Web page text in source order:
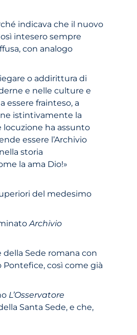
indicava che il nuovo
intesero sempre
con analogo
o addirittura di
e nelle culture e
essere frainteso, a
istintivamente la
locuzione ha assunto
essere l’Archivio
storia
la ama Dio!»
del medesimo
Archivio
Sede romana con
così come già
L’Osservatore
Santa Sede, e che,